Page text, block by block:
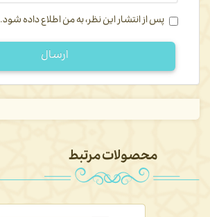
پس از انتشار این نظر، به من اطلاع داده شود.
ارسال
محصولات مرتبط